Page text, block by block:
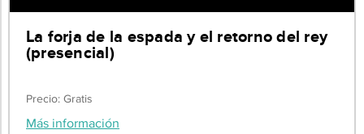
La forja de la espada y el retorno del rey
(presencial)
Precio: Gratis
Más información